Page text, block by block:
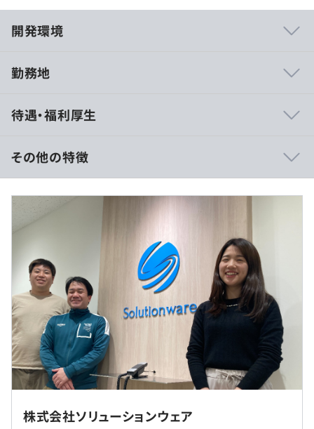
開発環境
ニアです。
成長にも重点を置いています。
メンバーはさまざまなプロジェクト・企業風土を経験して
おり、
どうしたら安心して仕事に集中できるか ・どんな環境で
あれば世の中を変えるような製品を生み出せるかを
社員一人一人の意見を取り入れ改善し続けています。
例）
・リモートワーク／各人が独自の工夫をできる自由なワー
クスタイル
・勉強会の開催
・技術資格取得費や技術書購入代金の補助
・結果だけでなくプロセスを重視した評価制度 など
・受託案件は100%社内で開発
でのコミュニケーションを実施
勤務地
転勤はありません。
週２出社のハイブリッドワークです。
待遇・福利厚生
■賃金形態：月給制（約28万〜40万円）
■賃金の決定方法：当社規定により決定
■基本給：約28万～40万円
（※ 想定年収は年収提示額を保証するものではありません）
専門業務型裁量労働制（1日8時間）
休憩時間：休憩時間：休憩60分 ※昼食時間は業務の都合
平均残業時間：平均残業時間：平均9.7時間／月
その他の特徴
株式会社ソリューションウェア